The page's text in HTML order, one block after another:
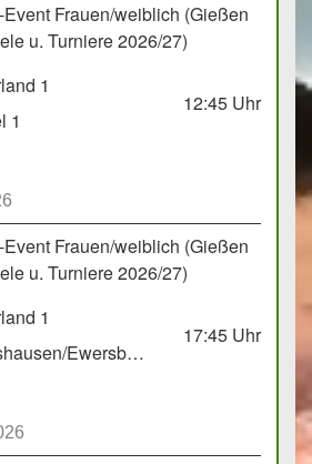
Frauen/weiblich (Gießen
u. Turniere 2026/27)
1
1
12:45 Uhr
Frauen/weiblich (Gießen
u. Turniere 2026/27)
1
HSG Eibelshausen/Ewersbach GbR 2
17:45 Uhr